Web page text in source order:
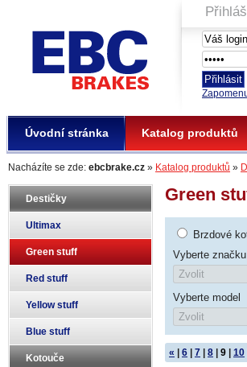
EBC Brakes
Nacházíte se zde: ebcbrake.cz » Katalog produktů »
Destičky
Ultimax
Green stuff
Red stuff
Yellow stuff
Blue stuff
Kotouče
Green
Brzdové
Vyberte
Vyberte model
« 6 7 8 9 10
Úvodní stránka Katalog produktů